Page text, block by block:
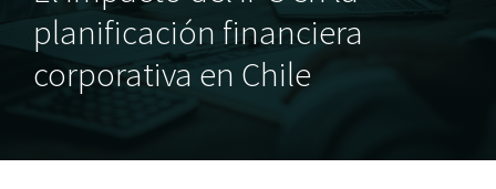
Soluciones
Ventas y Marketing
Manufactura y operaciones
planificación financiera
corporativa en Chile